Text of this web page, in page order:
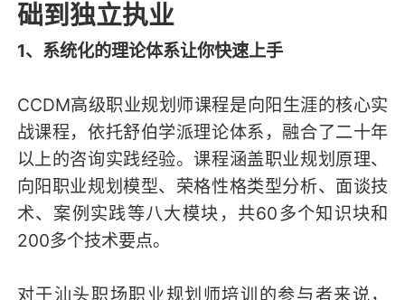
础到独立执业
1、系统化的理论体系让你快速上手
CCDM高级职业规划师课程是向阳生涯的核心实
战课程，依托舒伯学派理论体系，融合了二十年
以上的咨询实践经验。课程涵盖职业规划原理、
向阳职业规划模型、荣格性格类型分析、面谈技
术、案例实践等八大模块，共60多个知识块和
200多个技术要点。
对于汕头职场职业规划师培训的参与者来说，